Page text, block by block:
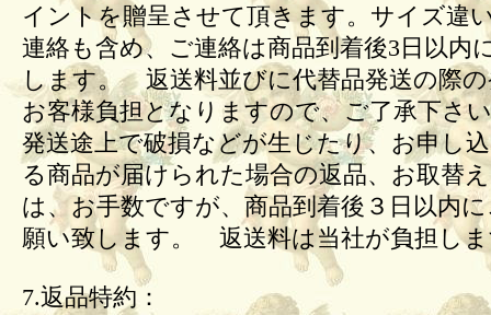
イントを贈呈させて頂きます。サイズ違
連絡も含め、ご連絡は商品到着後3日以内
します。 返送料並びに代替品発送の際の
お客様負担となりますので、ご了承下さ
発送途上で破損などが生じたり、お申し
る商品が届けられた場合の返品、お取替
は、お手数ですが、商品到着後３日以内
願い致します。 返送料は当社が負担し
7.返品特約：